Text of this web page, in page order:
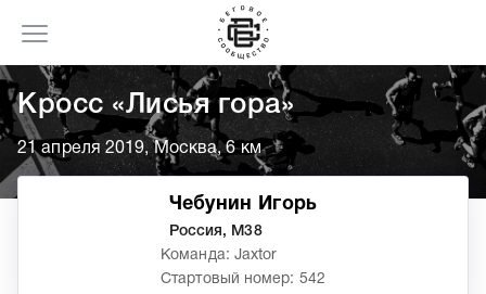
Кросс «Лисья гора»
21 апреля 2019, Москва, 6 км
Чебунин Игорь
Россия, М38
Команда: Jaxtor
Стартовый номер: 542